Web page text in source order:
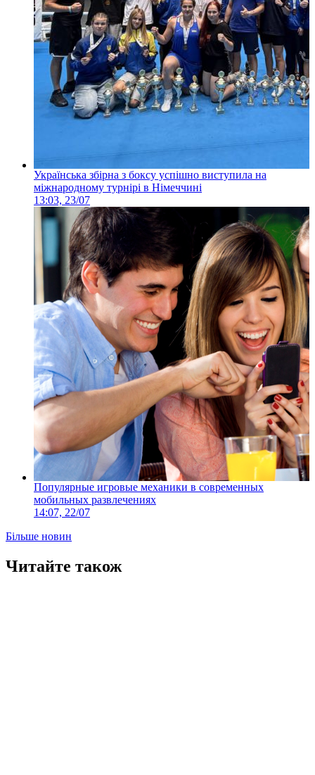
Українська збірна з боксу успішно виступила на
міжнародному турнірі в Німеччині
13:03, 23/07
Популярные игровые механики в современных
мобильных развлечениях
14:07, 22/07
Більше новин
Читайте також